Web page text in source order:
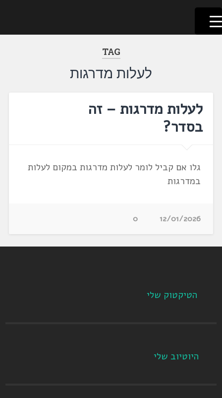
דלג
לתוכן
לשוניאדה
עברית. לשון. שפה
TAG
לעלות מדרגות
לעלות מדרגות – זה
בסדר?
גלו אם קביל לומר לעלות מדרגות במקום לעלות
במדרגות
12/01/2026
0
הטיקטוק שלי
היוטיוב שלי